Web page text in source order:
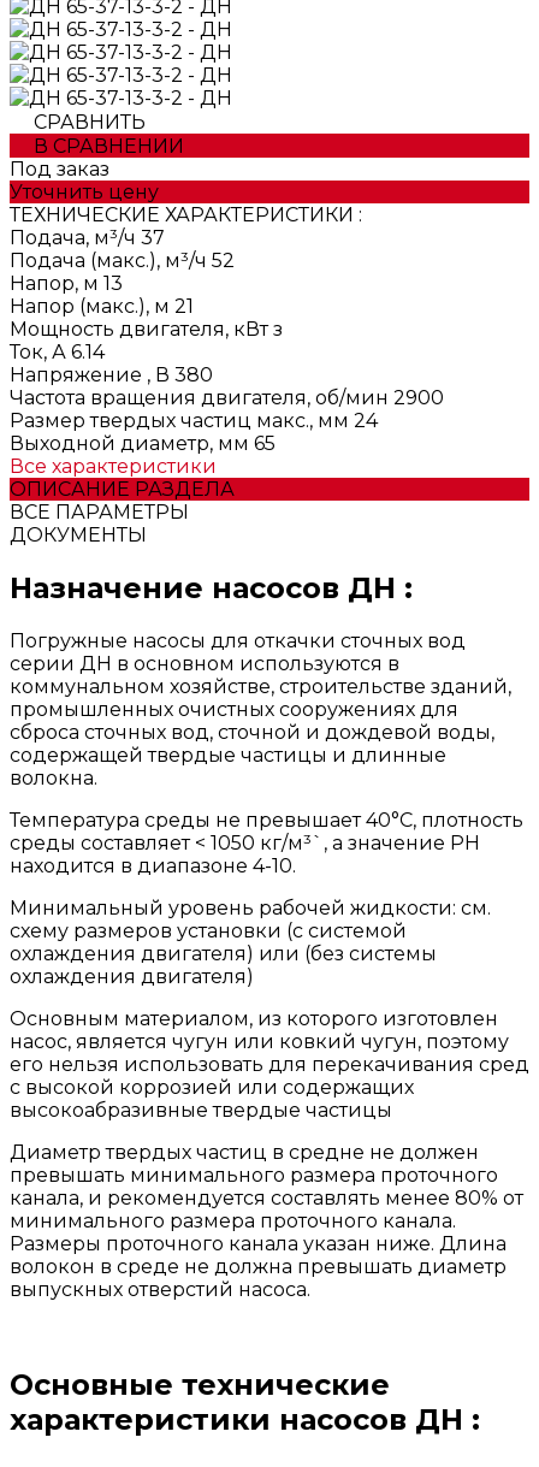
СРАВНИТЬ
В СРАВНЕНИИ
Под заказ
Уточнить цену
ТЕХНИЧЕСКИЕ ХАРАКТЕРИСТИКИ :
Подача, м³/ч 37
Подача (макс.), м³/ч 52
Напор, м 13
Напор (макс.), м 21
Мощность двигателя, кВт з
Ток, А 6.14
Напряжение , В 380
Частота вращения двигателя, об/мин 2900
Размер твердых частиц макс., мм 24
Выходной диаметр, мм 65
Все характеристики
ОПИСАНИЕ РАЗДЕЛА
ВСЕ ПАРАМЕТРЫ
ДОКУМЕНТЫ
Назначение насосов ДН :
Погружные насосы для откачки сточных вод
серии ДН в основном используются в
коммунальном хозяйстве, строительстве зданий,
промышленных очистных сооружениях для
сброса сточных вод, сточной и дождевой воды,
содержащей твердые частицы и длинные
волокна.
Температура среды нe превышает 40°C, плотность
среды составляет < 1050 кг/м³`, а значение РН
находится в диапазоне 4-10.
Минимальный уровень рабочей жидкости: см.
схему размеров установки (с системой
охлаждения двигателя) или (без системы
охлаждения двигателя)
Основным материалом, из которого изготовлен
насос, является чугун или ковкий чугун, поэтому
его нельзя использовать для перекачивания сред
с высокой коррозией или содержащих
высокоабразивные твердые частицы
Диаметр твердых частиц в средне не должен
превышать минимального размера проточного
канала, и рекомендуется составлять менее 80% от
минимального размера проточного канала.
Размеры проточного канала указан ниже. Длина
волокон в среде не должна превышать диаметр
выпускных отверстий насоса.
Основные технические
характеристики насосов ДН :